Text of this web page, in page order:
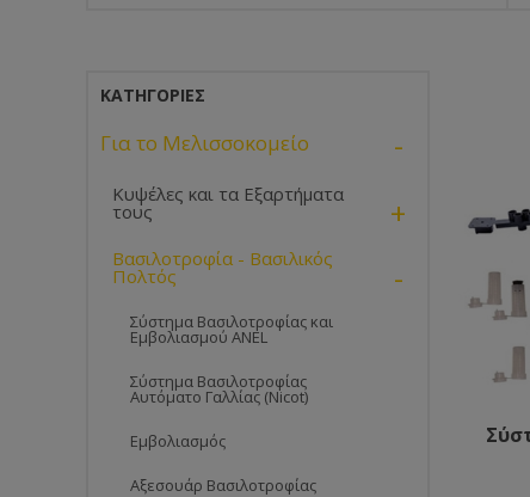
ΚΑΤΗΓΟΡΊΕΣ
Για το Μελισσοκομείο -
Κυψέλες και τα Εξαρτήματα
τους +
Βασιλοτροφία - Βασιλικός
Πολτός -
Σύστημα Βασιλοτροφίας και
Εμβολιασμού ANEL
Σύστημα Βασιλοτροφίας
Αυτόματο Γαλλίας (Nicot)
Εμβολιασμός
Αξεσουάρ Βασιλοτροφίας